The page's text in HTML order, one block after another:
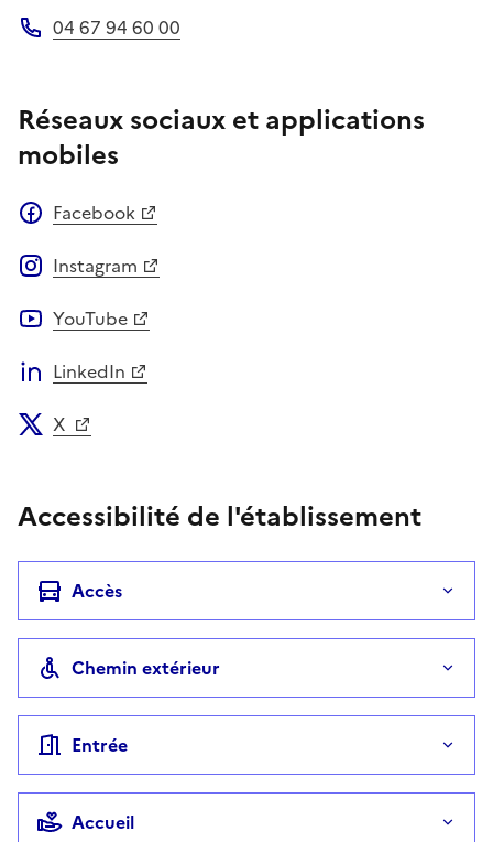
04 67 94 60 00
Réseaux sociaux et applications
mobiles
Facebook
Instagram
YouTube
LinkedIn
X
Accessibilité de l'établissement
Accès
Chemin extérieur
Entrée
Accueil